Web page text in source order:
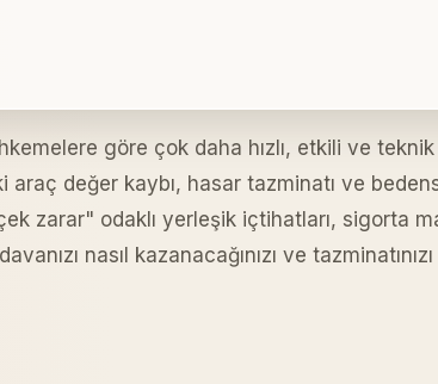
göre çok daha hızlı, etkili ve teknik
değer kaybı, hasar tazminatı ve
zarar" odaklı yerleşik içtihatları, sigorta
nasıl kazanacağınızı ve